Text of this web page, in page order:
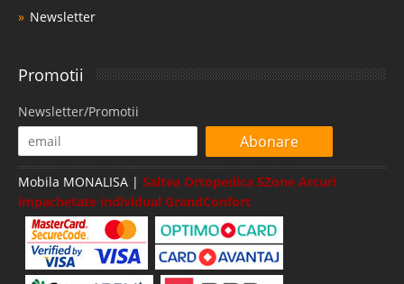
Newsletter
Promotii
Newsletter/Promotii
Abonare
Mobila MONALISA | Saltea Ortopedica 5Zone Arcuri
impachetate individual GrandConfort